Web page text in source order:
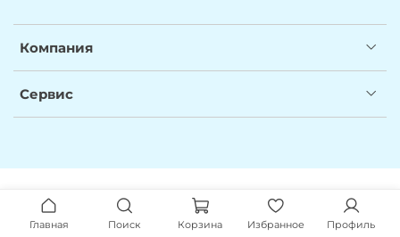
Компания
Сервис
Главная Поиск Корзина Избранное Профиль